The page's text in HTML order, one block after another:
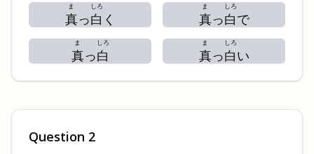
真
ま
っ白
しろ
く 真
ま
っ白
しろ
で
真
ま
っ白
しろ
真
ま
っ白
しろ
い
Question 2